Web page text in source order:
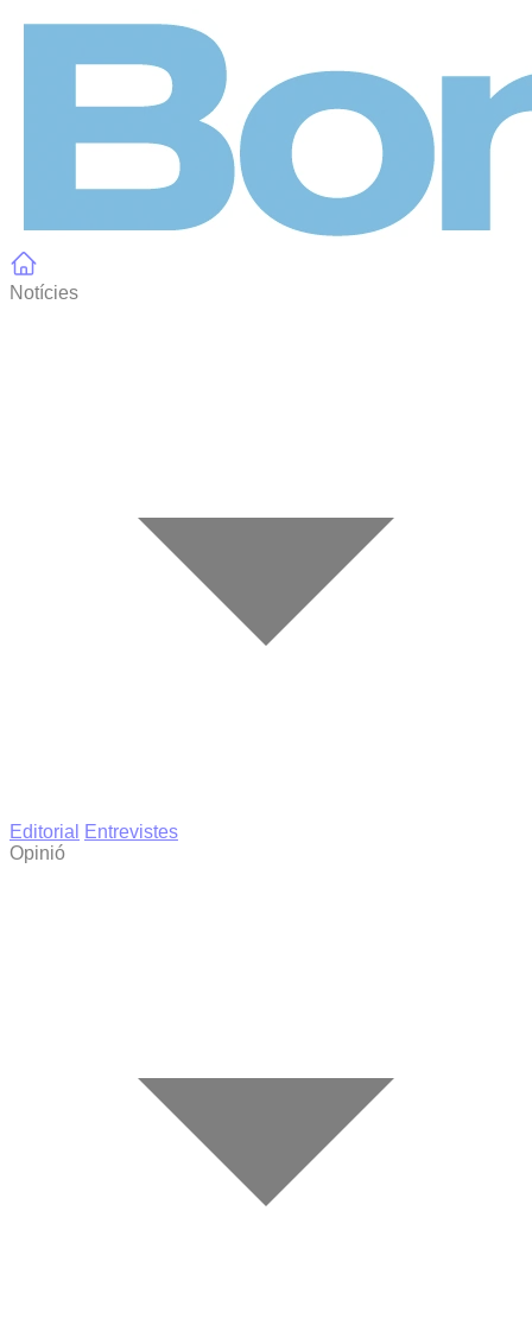
Notícies
Editorial
Entrevistes
Opinió